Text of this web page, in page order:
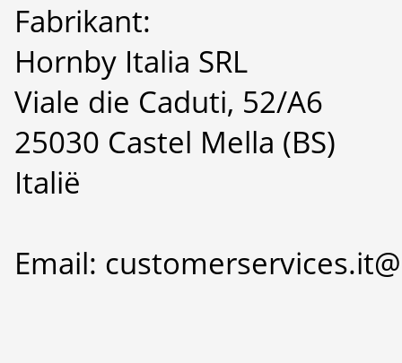
Fabrikant:
Hornby Italia SRL
Viale die Caduti, 52/A6
25030 Castel Mella (BS)
Italië
Email: